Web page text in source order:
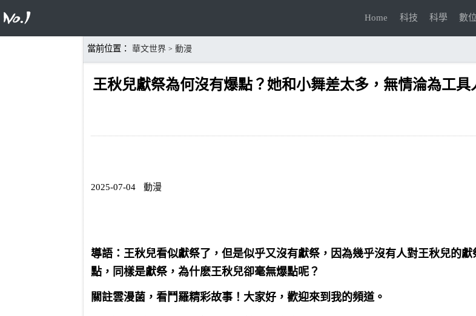
Home 科技 科學 數位
當前位置： 華文世界 > 動漫
王秋兒獻祭為何沒有爆點？她和小舞差太多，無情淪為工具
2025-07-04 動漫
導語：王秋兒看似獻祭了，但是似乎又沒有獻祭，因為幾乎沒有人對王秋兒的獻
點，同樣是獻祭，為什麽王秋兒卻毫無爆點呢？
關註雲漫菌，看鬥羅精彩故事！大家好，歡迎來到我的頻道。